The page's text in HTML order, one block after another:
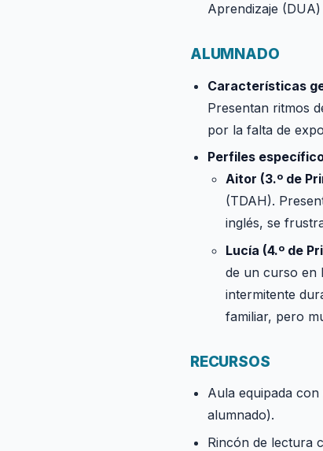
Aprendizaje
ALUMNADO
Características
Presentan ritmos
por la falta de
Perfiles
Aitor (3.º de
(TDAH).
inglés, se
Lucía (4.º de
de un curso en
intermitente
familiar, pero
RECURSOS
Aula equipada
alumnado).
Rincón de lectura